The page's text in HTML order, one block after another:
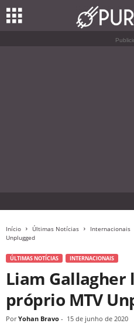
Início Últimas Notícias Internacionais
Unplugged
ÚLTIMAS NOTÍCIAS INTERNACIONAIS
Liam Gallagher
próprio MTV
Por Yohan Bravo - 15 de junho de 2020